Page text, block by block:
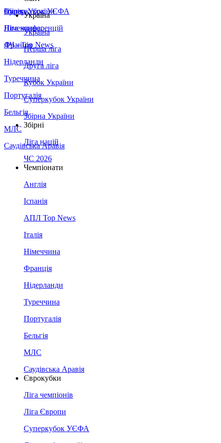
Збірна України
Італія
Німеччина
Франція
Нідерланди
Туреччина
Португалія
Бельгія
МЛС
Саудівська Аравія
Суперкубок УЄФА
Ліга конференцій
ЛЧ - Top News
Україна
Україна
Перша ліга
Друга ліга
Кубок України
Суперкубок України
Збірна України
Збірні
Ліга націй
ЧС 2026
Чемпіонати
Англія
Іспанія
АПЛ Top News
Італія
Німеччина
Франція
Нідерланди
Туреччина
Португалія
Бельгія
МЛС
Саудівська Аравія
Єврокубки
Ліга чемпіонів
Ліга Європи
Суперкубок УЄФА